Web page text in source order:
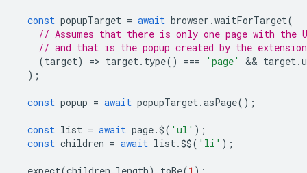
const popupTarget = await browser .waitForTarget(
// Assumes that there is only one page with the
// and that is the popup created by the
(target) => target. type() === 'page' && target.
);
const popup = await popupTarget.asPage();
const list = await page.$( 'ul' );
const children = await list.$$( 'li' );